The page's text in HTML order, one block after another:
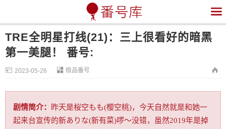

TRE全明星打线(21)：三上很看好的暗黑
第一美腿！ 番号:
 2023-05-26  极品番号 
剧情简介：
昨天是桜空もも(樱空桃)，今天自然就是和她一
起来台宣传的新ありな(新有菜)啰〜没错，虽然2019年是掉